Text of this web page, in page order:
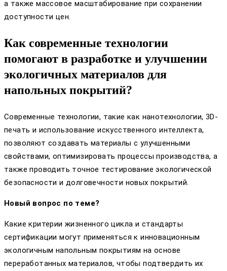
а также массовое масштабирование при сохранении
доступности цен.
Как современные технологии
помогают в разработке и улучшении
экологичных материалов для
напольных покрытий?
Современные технологии, такие как нанотехнологии, 3D-
печать и использование искусственного интеллекта,
позволяют создавать материалы с улучшенными
свойствами, оптимизировать процессы производства, а
также проводить точное тестирование экологической
безопасности и долговечности новых покрытий.
Новый вопрос по теме?
Какие критерии жизненного цикла и стандарты
сертификации могут применяться к инновационным
экологичным напольным покрытиям на основе
переработанных материалов, чтобы подтвердить их